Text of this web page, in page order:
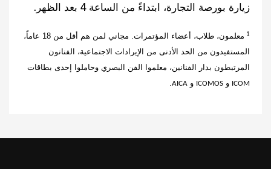
زيارة بورصة التجارة، ابتداءً من الساعة 4 بعد الظهر.
1
معلمون، طلاب، أعضاء المؤتمرات. مجاني لمن هم أقل من 18 عاماً،
المستفيدون من الحد الأدنى من الإيرادات الاجتماعية، الفنانون
المرتبطون بدار الفنانين، معلموا الفن البصري وحاملوا إحدى بطاقات
ICOM و ICOMOS و AICA